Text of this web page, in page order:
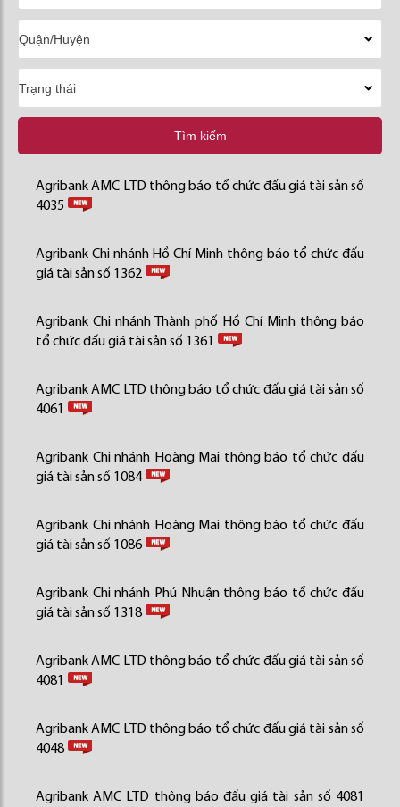
Tìm kiếm
Agribank AMC LTD thông báo tổ chức đấu giá tài sản số
4035
Agribank Chi nhánh Hồ Chí Minh thông báo tổ chức đấu
giá tài sản số 1362
Agribank Chi nhánh Thành phố Hồ Chí Minh thông báo
tổ chức đấu giá tài sản số 1361
Agribank AMC LTD thông báo tổ chức đấu giá tài sản số
4061
Agribank Chi nhánh Hoàng Mai thông báo tổ chức đấu
giá tài sản số 1084
Agribank Chi nhánh Hoàng Mai thông báo tổ chức đấu
giá tài sản số 1086
Agribank Chi nhánh Phú Nhuận thông báo tổ chức đấu
giá tài sản số 1318
Agribank AMC LTD thông báo tổ chức đấu giá tài sản số
4081
Agribank AMC LTD thông báo tổ chức đấu giá tài sản số
4048
Agribank AMC LTD thông báo đấu giá tài sản số 4081